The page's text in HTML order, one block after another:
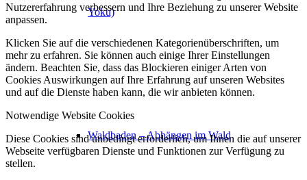
Yoku)
Waldbaden – Abhängen im Wald
Nutzererfahrung verbessern und Ihre Beziehung zu unserer Website
anpassen.
Klicken Sie auf die verschiedenen Kategorienüberschriften, um
mehr zu erfahren. Sie können auch einige Ihrer Einstellungen
ändern. Beachten Sie, dass das Blockieren einiger Arten von
Cookies Auswirkungen auf Ihre Erfahrung auf unseren Websites
und auf die Dienste haben kann, die wir anbieten können.
Notwendige Website Cookies
Diese Cookies sind unbedingt erforderlich, um Ihnen die auf unserer
Webseite verfügbaren Dienste und Funktionen zur Verfügung zu
stellen.